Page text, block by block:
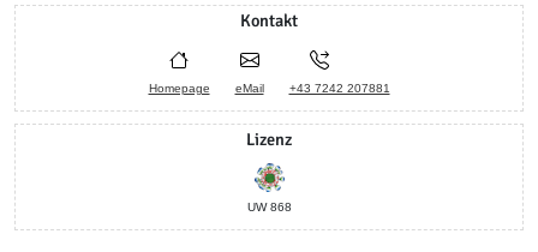
Kontakt
Homepage eMail +43 7242 207881
Lizenz
UW 868